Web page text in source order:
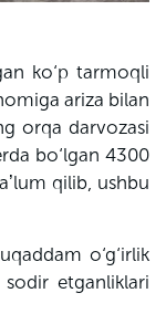
ko‘p tarmoqli
ariza bilan
orqa darvozasi
bo‘lgan 4300
qilib, ushbu
o‘g‘irlik
etganliklari